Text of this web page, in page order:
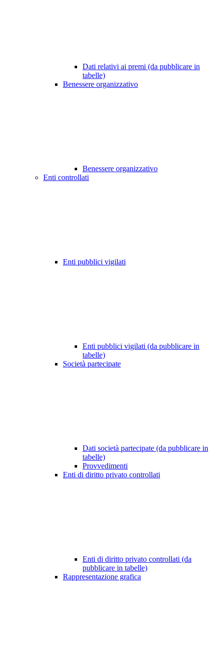
Dati relativi ai premi (da pubblicare in
tabelle)
Benessere organizzativo
Benessere organizzativo
Enti controllati
Enti pubblici vigilati
Enti pubblici vigilati (da pubblicare in
tabelle)
Società partecipate
Dati società partecipate (da pubblicare in
tabelle)
Provvedimenti
Enti di diritto privato controllati
Enti di diritto privato controllati (da
pubblicare in tabelle)
Rappresentazione grafica